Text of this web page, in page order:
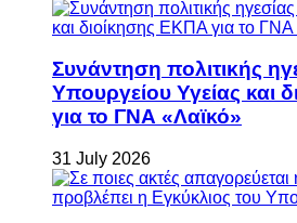
Συνάντηση πολιτικής
Υπουργείου Υγείας και
για το ΓΝΑ «Λαϊκό»
31 July 2026